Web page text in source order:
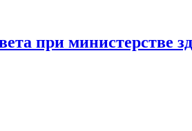
при министерстве